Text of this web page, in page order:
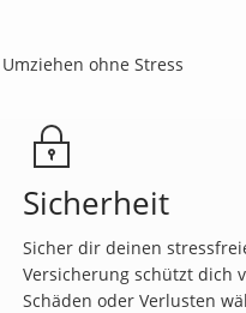
Umziehen ohne Stress
Sicherheit
Sicher dir deinen
Versicherung schützt dich
Schäden oder Verlusten